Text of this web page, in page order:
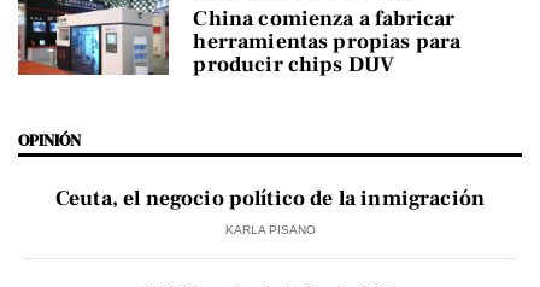
China comienza a fabricar
herramientas propias para
producir chips DUV
OPINIÓN
Ceuta, el negocio político de la inmigración
KARLA PISANO